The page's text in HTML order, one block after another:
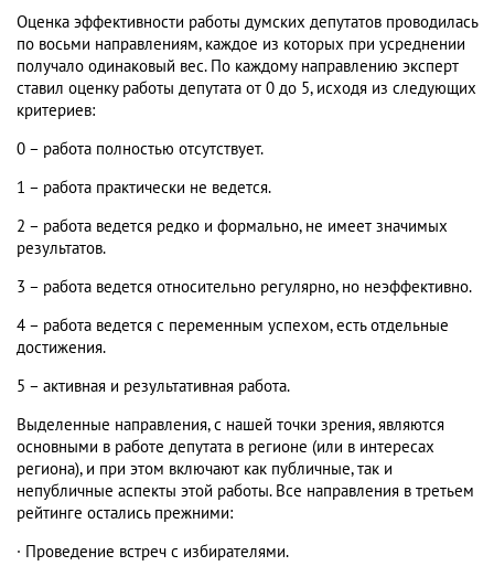
Оценка эффективности работы думских депутатов проводилась
по восьми направлениям, каждое из которых при усреднении
получало одинаковый вес. По каждому направлению эксперт
ставил оценку работы депутата от 0 до 5, исходя из следующих
критериев:
0 – работа полностью отсутствует.
1 – работа практически не ведется.
2 – работа ведется редко и формально, не имеет значимых
результатов.
3 – работа ведется относительно регулярно, но неэффективно.
4 – работа ведется с переменным успехом, есть отдельные
достижения.
5 – активная и результативная работа.
Выделенные направления, с нашей точки зрения, являются
основными в работе депутата в регионе (или в интересах
региона), и при этом включают как публичные, так и
непубличные аспекты этой работы. Все направления в третьем
рейтинге остались прежними:
· Проведение встреч с избирателями.